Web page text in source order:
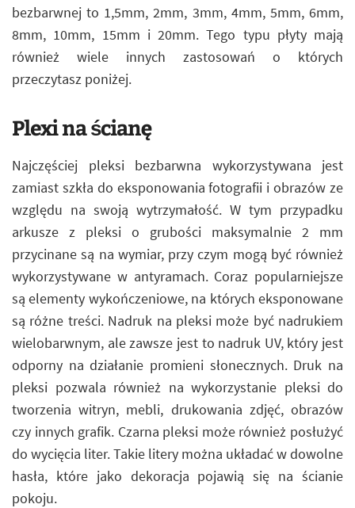
bezbarwnej to 1,5mm, 2mm, 3mm, 4mm, 5mm, 6mm,
8mm, 10mm, 15mm i 20mm. Tego typu płyty mają
również wiele innych zastosowań o których
przeczytasz poniżej.
Plexi na ścianę
Najczęściej pleksi bezbarwna wykorzystywana jest
zamiast szkła do eksponowania fotografii i obrazów ze
względu na swoją wytrzymałość. W tym przypadku
arkusze z pleksi o grubości maksymalnie 2 mm
przycinane są na wymiar, przy czym mogą być również
wykorzystywane w antyramach. Coraz popularniejsze
są elementy wykończeniowe, na których eksponowane
są różne treści. Nadruk na pleksi może być nadrukiem
wielobarwnym, ale zawsze jest to nadruk UV, który jest
odporny na działanie promieni słonecznych. Druk na
pleksi pozwala również na wykorzystanie pleksi do
tworzenia witryn, mebli, drukowania zdjęć, obrazów
czy innych grafik. Czarna pleksi może również posłużyć
do wycięcia liter. Takie litery można układać w dowolne
hasła, które jako dekoracja pojawią się na ścianie
pokoju.